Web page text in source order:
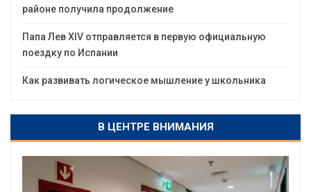
районе получила продолжение
Папа Лев XIV отправляется в первую официальную
поездку по Испании
Как развивать логическое мышление у школьника
В ЦЕНТРЕ ВНИМАНИЯ